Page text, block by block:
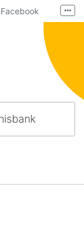
Facebook
Contact